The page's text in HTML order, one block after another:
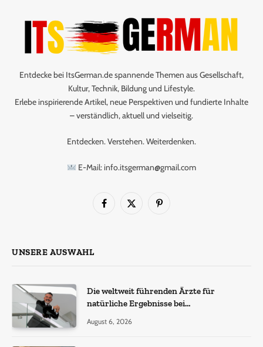
Entdecke bei ItsGerman.de spannende Themen aus Gesellschaft,
Kultur, Technik, Bildung und Lifestyle.
Erlebe inspirierende Artikel, neue Perspektiven und fundierte Inhalte
– verständlich, aktuell und vielseitig.
Entdecken. Verstehen. Weiterdenken.
E-Mail: info.itsgerman@gmail.com
Facebook
X
Pinterest
UNSERE AUSWAHL
Die weltweit führenden Ärzte für
natürliche Ergebnisse bei
August 6, 2026